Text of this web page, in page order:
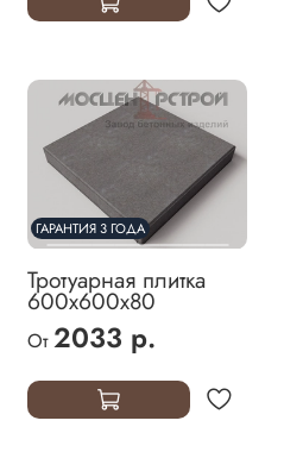
ГАРАНТИЯ 3 ГОДА
Тротуарная плитка
600х600х80
От 2033 р.